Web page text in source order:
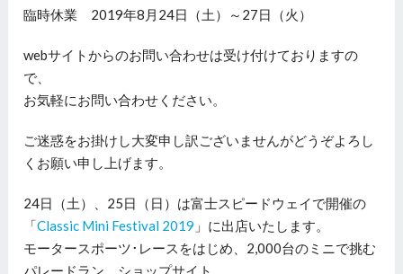
臨時休業 2019年8月24日（土）～27日（火）
webサイトからのお問い合わせは受け付けておりますの
で、
お気軽にお問い合わせください。
ご迷惑をお掛けし大変申し訳ございませんがどうぞよろし
くお願い申し上げます。
24日（土）、25日（日）は富士スピードウェイで開催の
「Classic Mini Festival 2019 」に出店いたします。
モータースポーツ･レースをはじめ、2,000台のミニで挑む
パレードラン、ショップサイト、